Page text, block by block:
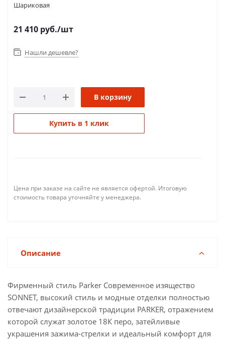
Шариковая
21 410 руб./шт
Нашли дешевле?
В корзину
Купить в 1 клик
Цена при заказе на сайте не является офертой. Итоговую
стоимость товара уточняйте у менеджера.
Описание
Фирменный стиль Parker Современное изящество
SONNET, высокий стиль и модные отделки полностью
отвечают дизайнерской традиции PARKER, отражением
которой служат золотое 18К перо, затейливые
украшения зажима-стрелки и идеальный комфорт для